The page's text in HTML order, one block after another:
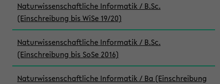
Naturwissenschaftliche Informatik / B.Sc.
(Einschreibung bis WiSe 19/20)
Naturwissenschaftliche Informatik / B.Sc.
(Einschreibung bis SoSe 2016)
Naturwissenschaftliche Informatik / Ba (Einschreibung